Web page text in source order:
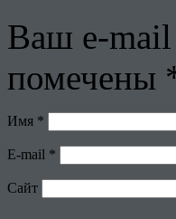
Ваш e-mail
помечены
Имя *
E-mail *
Сайт